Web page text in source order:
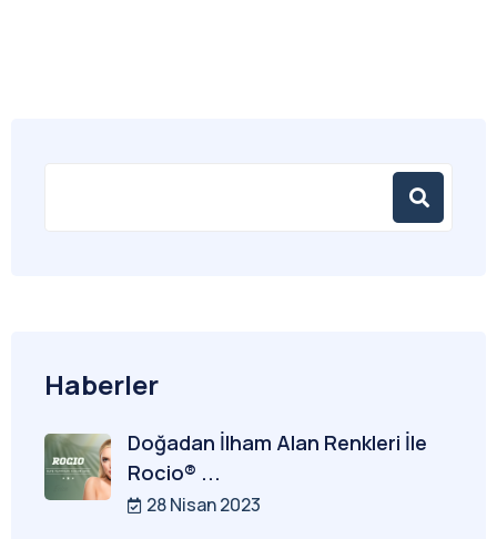
Haberler
Doğadan İlham Alan Renkleri İle
Rocio® ...
28 Nisan 2023